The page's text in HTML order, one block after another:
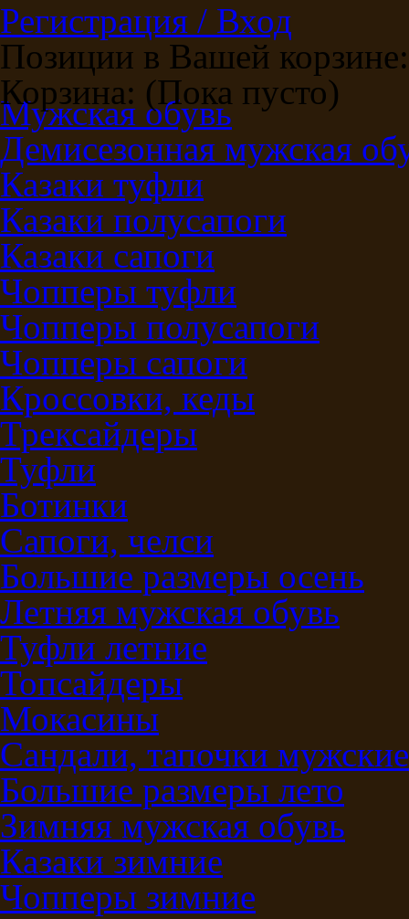
Регистрация / Вход
Позиции в Вашей корзине:
Корзина: (Пока пусто)
Мужская обувь
Демисезонная мужская
Казаки туфли
Казаки полусапоги
Казаки сапоги
Чопперы туфли
Чопперы полусапоги
Чопперы сапоги
Кроссовки, кеды
Трексайдеры
Туфли
Ботинки
Сапоги, челси
Большие размеры осень
Летняя мужская обувь
Туфли летние
Топсайдеры
Мокасины
Сандали, тапочки мужские
Большие размеры лето
Зимняя мужская обувь
Казаки зимние
Чопперы зимние